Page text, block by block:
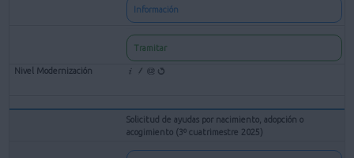
Información
Tramitar
Solicitud de ayudas por nacimiento, adopción o
acogimiento (3º cuatrimestre 2025)